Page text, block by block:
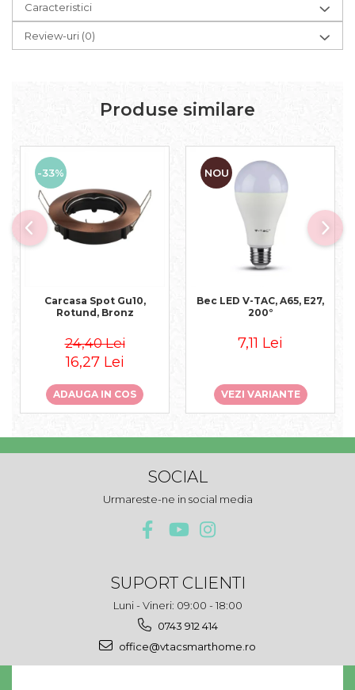
Caracteristici
Review-uri (0)
Produse similare
-33%
Carcasa Spot Gu10,
Rotund, Bronz
24,40 Lei
16,27 Lei
ADAUGA IN COS
NOU
Bec LED V-TAC, A65, E27,
200°
7,11 Lei
VEZI VARIANTE
SOCIAL
Urmareste-ne in social media
SUPORT CLIENTI
Luni - Vineri: 09:00 - 18:00
0743 912 414
office@vtacsmarthome.ro